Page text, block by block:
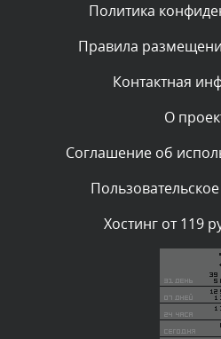
Комментарий
администратором.
Комментарий
администратором.
Комментарий
Текст комментария будет
Комментарий
Политика
Правила
Контактная
О
Соглашение об
Хостинг от 119